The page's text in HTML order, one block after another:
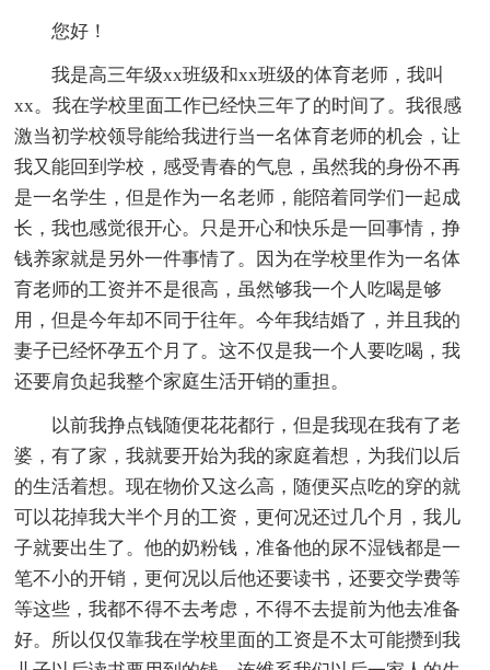
您好！
我是高三年级xx班级和xx班级的体育老师，我叫
xx。我在学校里面工作已经快三年了的时间了。我很感
激当初学校领导能给我进行当一名体育老师的机会，让
我又能回到学校，感受青春的气息，虽然我的身份不再
是一名学生，但是作为一名老师，能陪着同学们一起成
长，我也感觉很开心。只是开心和快乐是一回事情，挣
钱养家就是另外一件事情了。因为在学校里作为一名体
育老师的工资并不是很高，虽然够我一个人吃喝是够
用，但是今年却不同于往年。今年我结婚了，并且我的
妻子已经怀孕五个月了。这不仅是我一个人要吃喝，我
还要肩负起我整个家庭生活开销的重担。
以前我挣点钱随便花花都行，但是我现在我有了老
婆，有了家，我就要开始为我的家庭着想，为我们以后
的生活着想。现在物价又这么高，随便买点吃的穿的就
可以花掉我大半个月的工资，更何况还过几个月，我儿
子就要出生了。他的奶粉钱，准备他的尿不湿钱都是一
笔不小的开销，更何况以后他还要读书，还要交学费等
等这些，我都不得不去考虑，不得不去提前为他去准备
好。所以仅仅靠我在学校里面的工资是不太可能攒到我